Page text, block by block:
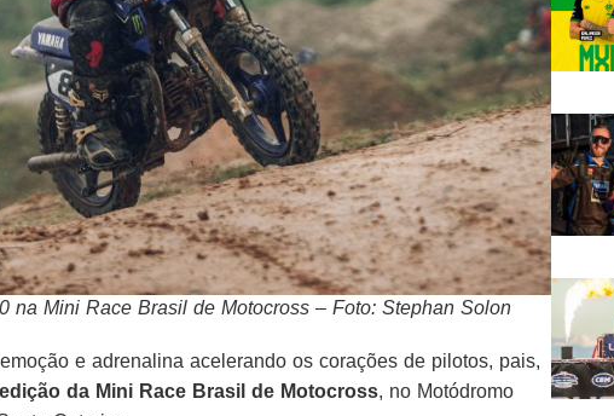
na Mini Race Brasil de Motocross – Foto: Stephan Solon
e adrenalina acelerando os corações de pilotos, pais,
da Mini Race Brasil de Motocross, no Motódromo